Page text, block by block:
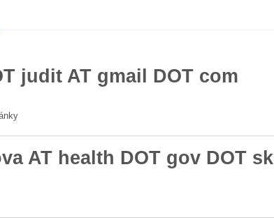
judit AT gmail DOT com
AT health DOT gov DOT sk